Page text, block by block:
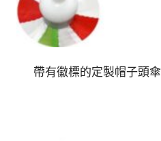
帶有徽標的定製帽子頭傘